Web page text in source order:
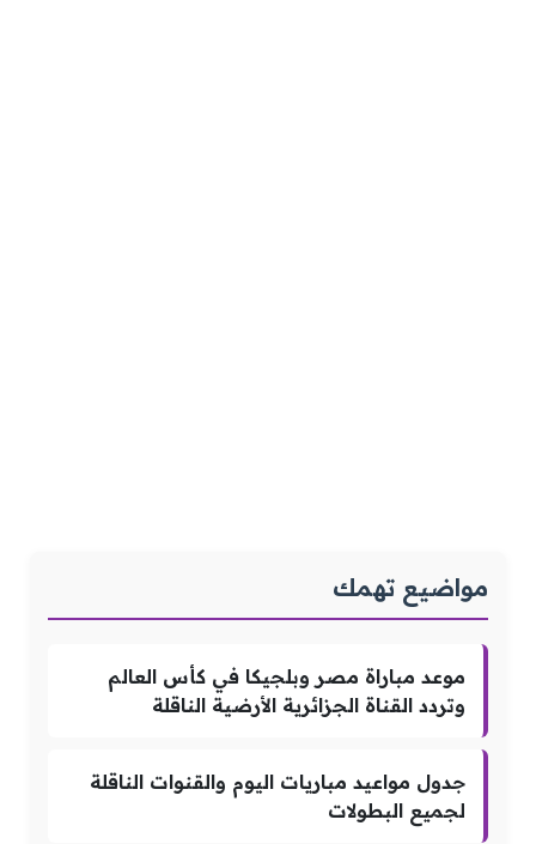
مواضيع تهمك
موعد مباراة مصر وبلجيكا في كأس العالم
وتردد القناة الجزائرية الأرضية الناقلة
جدول مواعيد مباريات اليوم والقنوات الناقلة
لجميع البطولات